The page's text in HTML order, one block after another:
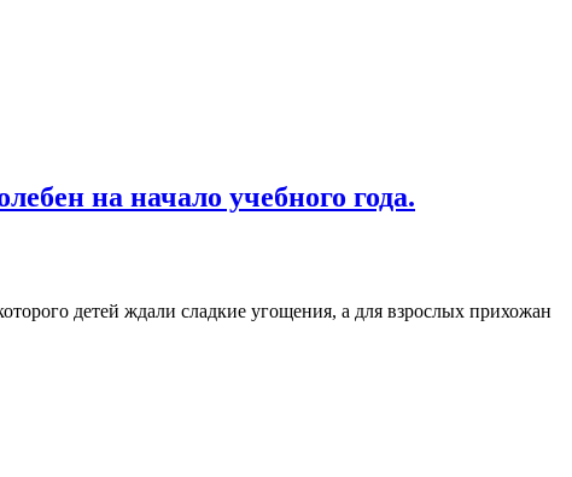
на начало учебного года.
детей ждали сладкие угощения, а для взрослых прихожан